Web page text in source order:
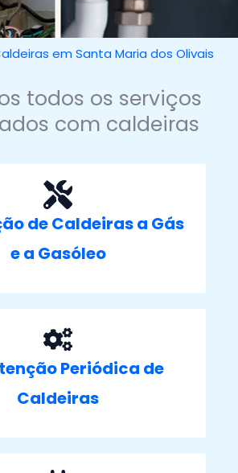
em Santa Maria dos Olivais
todos os serviços
com caldeiras
de Caldeiras a Gás
e a Gasóleo
Periódica de
Caldeiras